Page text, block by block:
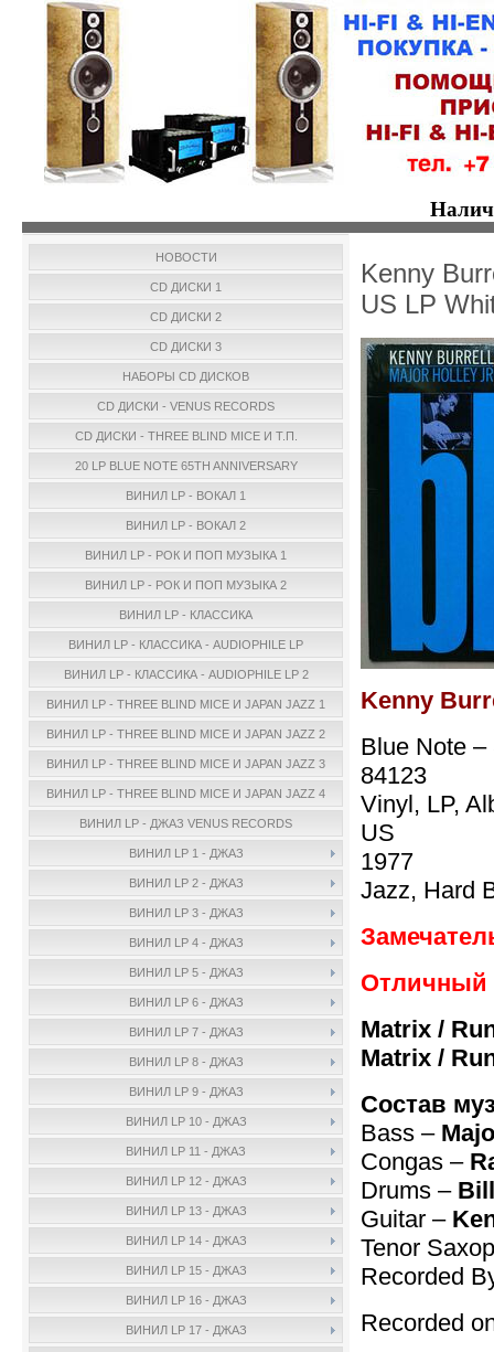
НОВОСТИ
CD ДИСКИ 1
CD ДИСКИ 2
CD ДИСКИ 3
НАБОРЫ CD ДИСКОВ
CD ДИСКИ - VENUS RECORDS
CD ДИСКИ - THREE BLIND MICE И Т.П.
20 LP BLUE NOTE 65TH ANNIVERSARY
ВИНИЛ LP - ВОКАЛ 1
ВИНИЛ LP - ВОКАЛ 2
ВИНИЛ LP - РОК И ПОП МУЗЫКА 1
ВИНИЛ LP - РОК И ПОП МУЗЫКА 2
ВИНИЛ LP - КЛАССИКА
ВИНИЛ LP - КЛАССИКА - AUDIOPHILE LP
ВИНИЛ LP - КЛАССИКА - AUDIOPHILE LP 2
ВИНИЛ LP - THREE BLIND MICE И JAPAN JAZZ 1
ВИНИЛ LP - THREE BLIND MICE И JAPAN JAZZ 2
ВИНИЛ LP - THREE BLIND MICE И JAPAN JAZZ 3
ВИНИЛ LP - THREE BLIND MICE И JAPAN JAZZ 4
ВИНИЛ LP - ДЖАЗ VENUS RECORDS
ВИНИЛ LP 1 - ДЖАЗ
ВИНИЛ LP 2 - ДЖАЗ
ВИНИЛ LP 3 - ДЖАЗ
ВИНИЛ LP 4 - ДЖАЗ
ВИНИЛ LP 5 - ДЖАЗ
ВИНИЛ LP 6 - ДЖАЗ
ВИНИЛ LP 7 - ДЖАЗ
ВИНИЛ LP 8 - ДЖАЗ
ВИНИЛ LP 9 - ДЖАЗ
ВИНИЛ LP 10 - ДЖАЗ
ВИНИЛ LP 11 - ДЖАЗ
ВИНИЛ LP 12 - ДЖАЗ
ВИНИЛ LP 13 - ДЖАЗ
ВИНИЛ LP 14 - ДЖАЗ
ВИНИЛ LP 15 - ДЖАЗ
ВИНИЛ LP 16 - ДЖАЗ
ВИНИЛ LP 17 - ДЖАЗ
Kenny
US LP
Kenny
Blue Note
84123
Vinyl, LP,
US
1977
Jazz, Hard
Отличный
Matrix /
Matrix /
Состав
Bass –
Congas –
Drums –
Guitar –
Tenor
Recorded
Recorded